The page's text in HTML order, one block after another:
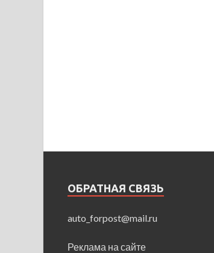
ОБРАТНАЯ СВЯЗЬ
auto_forpost@mail.ru
Реклама на сайте